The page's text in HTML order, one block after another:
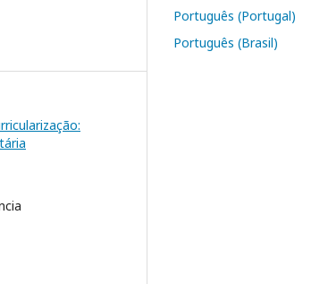
Português (Portugal)
Português (Brasil)